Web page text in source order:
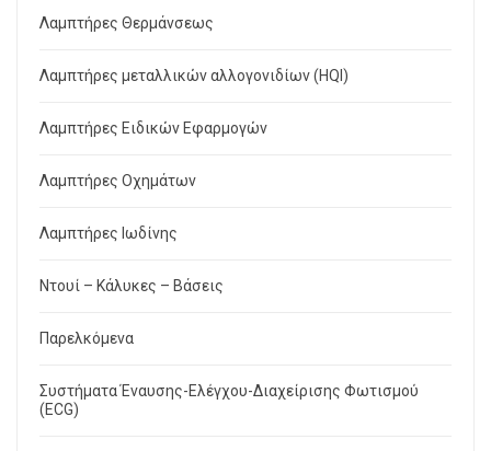
Λαμπτήρες Θερμάνσεως
Λαμπτήρες μεταλλικών αλλογονιδίων (HQI)
Λαμπτήρες Ειδικών Εφαρμογών
Λαμπτήρες Οχημάτων
Λαμπτήρες Ιωδίνης
Ντουί – Κάλυκες – Βάσεις
Παρελκόμενα
Συστήματα Έναυσης-Ελέγχου-Διαχείρισης Φωτισμού
(ECG)